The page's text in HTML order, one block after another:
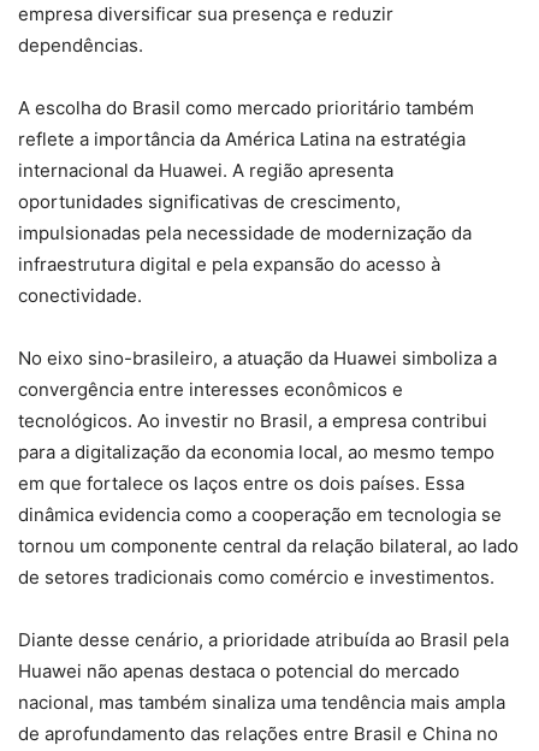
empresa diversificar sua presença e reduzir
dependências.
A escolha do Brasil como mercado prioritário também
reflete a importância da América Latina na estratégia
internacional da Huawei. A região apresenta
oportunidades significativas de crescimento,
impulsionadas pela necessidade de modernização da
infraestrutura digital e pela expansão do acesso à
conectividade.
No eixo sino-brasileiro, a atuação da Huawei simboliza a
convergência entre interesses econômicos e
tecnológicos. Ao investir no Brasil, a empresa contribui
para a digitalização da economia local, ao mesmo tempo
em que fortalece os laços entre os dois países. Essa
dinâmica evidencia como a cooperação em tecnologia se
tornou um componente central da relação bilateral, ao lado
de setores tradicionais como comércio e investimentos.
Diante desse cenário, a prioridade atribuída ao Brasil pela
Huawei não apenas destaca o potencial do mercado
nacional, mas também sinaliza uma tendência mais ampla
de aprofundamento das relações entre Brasil e China no